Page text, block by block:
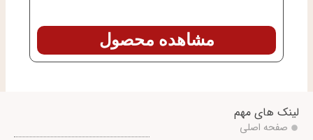
مشاهده محصول
لینک های مهم
صفحه اصلی